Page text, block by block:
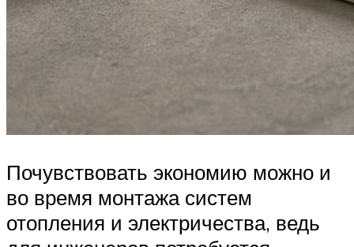
Почувствовать экономию можно и
во время монтажа систем
отопления и электричества, ведь